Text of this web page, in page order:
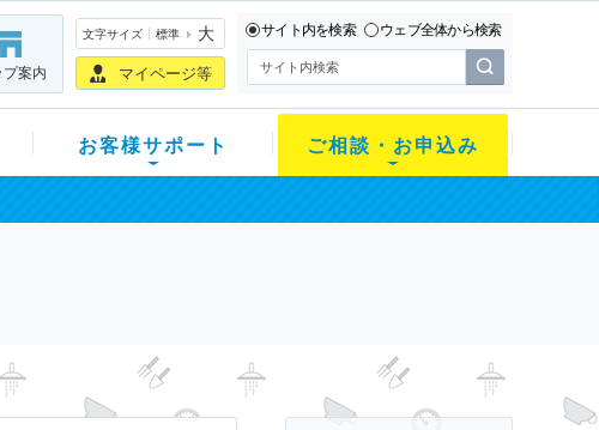
プ案内
文字サイズ 標準 大
マイページ等
サイト内を検索 ウェブ全体から検索
お客様サポート ご相談・お申込み